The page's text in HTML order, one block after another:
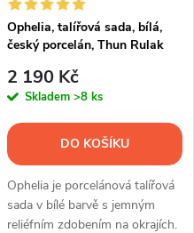
Ophelia, talířová sada, bílá,
český porcelán, Thun Rulak
2 190 Kč
Skladem >8 ks
DO KOŠÍKU
Ophelia je porcelánová talířová
sada v bílé barvě s jemným
reliéfním zdobením na okrajích.